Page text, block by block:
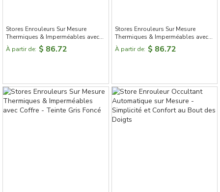
Stores Enrouleurs Sur Mesure
Thermiques & Imperméables avec
Coffre - Teinte Gris Clair
À partir de: $ 86.72
Stores Enrouleurs Sur Mesure
Thermiques & Imperméables avec
Coffre - Teinte Gris
À partir de: $ 86.72